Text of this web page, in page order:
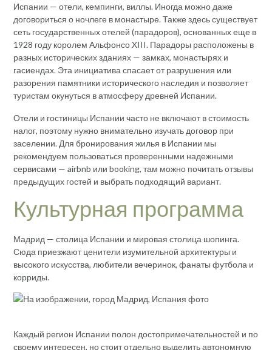
Испании — отели, кемпинги, виллы. Иногда можно даже
договориться о ночлеге в монастыре. Также здесь существует
сеть государственных отелей (парадоров), основанных еще в
1928 году королем Альфонсо XIII. Парадоры расположены в
разных исторических зданиях — замках, монастырях и
гасиендах. Эта инициатива спасает от разрушения или
разорения памятники исторического наследия и позволяет
туристам окунуться в атмосферу древней Испании.
Отели и гостиницы Испании часто не включают в стоимость
налог, поэтому нужно внимательно изучать договор при
заселении. Для бронирования жилья в Испании мы
рекомендуем пользоваться проверенными надежными
сервисами — airbnb или booking, там можно почитать отзывы
предыдущих гостей и выбрать подходящий вариант.
Культурная программа
Мадрид — столица Испании и мировая столица шопинга.
Сюда приезжают ценители изумительной архитектуры и
высокого искусства, любители вечеринок, фанаты футбола и
корриды.
Каждый регион Испании полон достопримечательностей и по
своему интересен, но стоит отдельно выделить автономную